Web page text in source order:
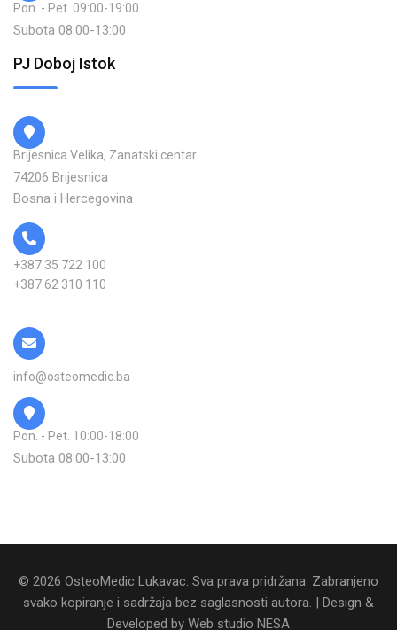
Pon. - Pet. 09:00-19:00
Subota 08:00-13:00
PJ Doboj Istok
Brijesnica Velika, Zanatski centar
74206 Brijesnica
Bosna i Hercegovina
+387 35 722 100
+387 62 310 110
info@osteomedic.ba
Pon. - Pet. 10:00-18:00
Subota 08:00-13:00
© 2026 OsteoMedic Lukavac. Sva prava pridržana. Zabranjeno
svako kopiranje i sadržaja bez saglasnosti autora. | Design &
Developed by Web studio NESA